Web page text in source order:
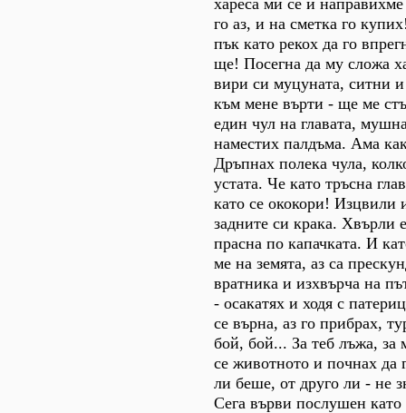
го аз, и на сметка го
пък като рекох да го
ще! Посегна да му сложа
вири си муцуната, ситни и
към мене върти - ще ме
един чул на главата,
наместих палдъма. Ама
Дръпнах полека чула,
устата. Че като тръсна
като се ококори! Изцвили
задните си крака. Хвърли
прасна по капачката. И
ме на земята, аз са
вратника и изхвърча на
- осакатях и ходя с
се върна, аз го прибрах,
бой, бой... За теб лъжа, за
се животното и почнах да
ли беше, от друго ли - не
Сега върви послушен като